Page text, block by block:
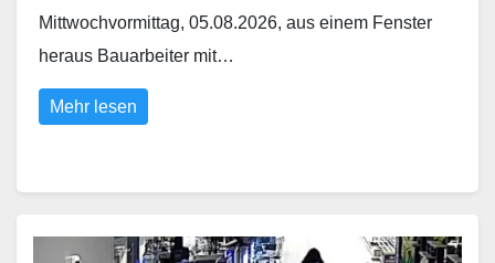
Mittwochvormittag, 05.08.2026, aus einem Fenster
heraus Bauarbeiter mit…
Mehr lesen